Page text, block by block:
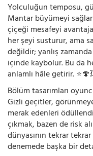
Yolculuğun temposu,
Mantar büyümeyi
çiçeği mesafeyi avantaja
her şeyi susturur, ama
değildir; yanlış
içinde kaybolur. Bu da
anlamlı hâle getirir.
Bölüm tasarımları
Gizli geçitler,
merak edenleri
çıkmak, bazen de risk
dünyasının tekrar
denemede başka bir